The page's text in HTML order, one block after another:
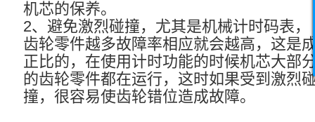
机芯的保养。
2、避免激烈碰撞，尤其是机械计时码表，
齿轮零件越多故障率相应就会越高，这是
正比的，在使用计时功能的时候机芯大部
的齿轮零件都在运行，这时如果受到激烈
撞，很容易使齿轮错位造成故障。